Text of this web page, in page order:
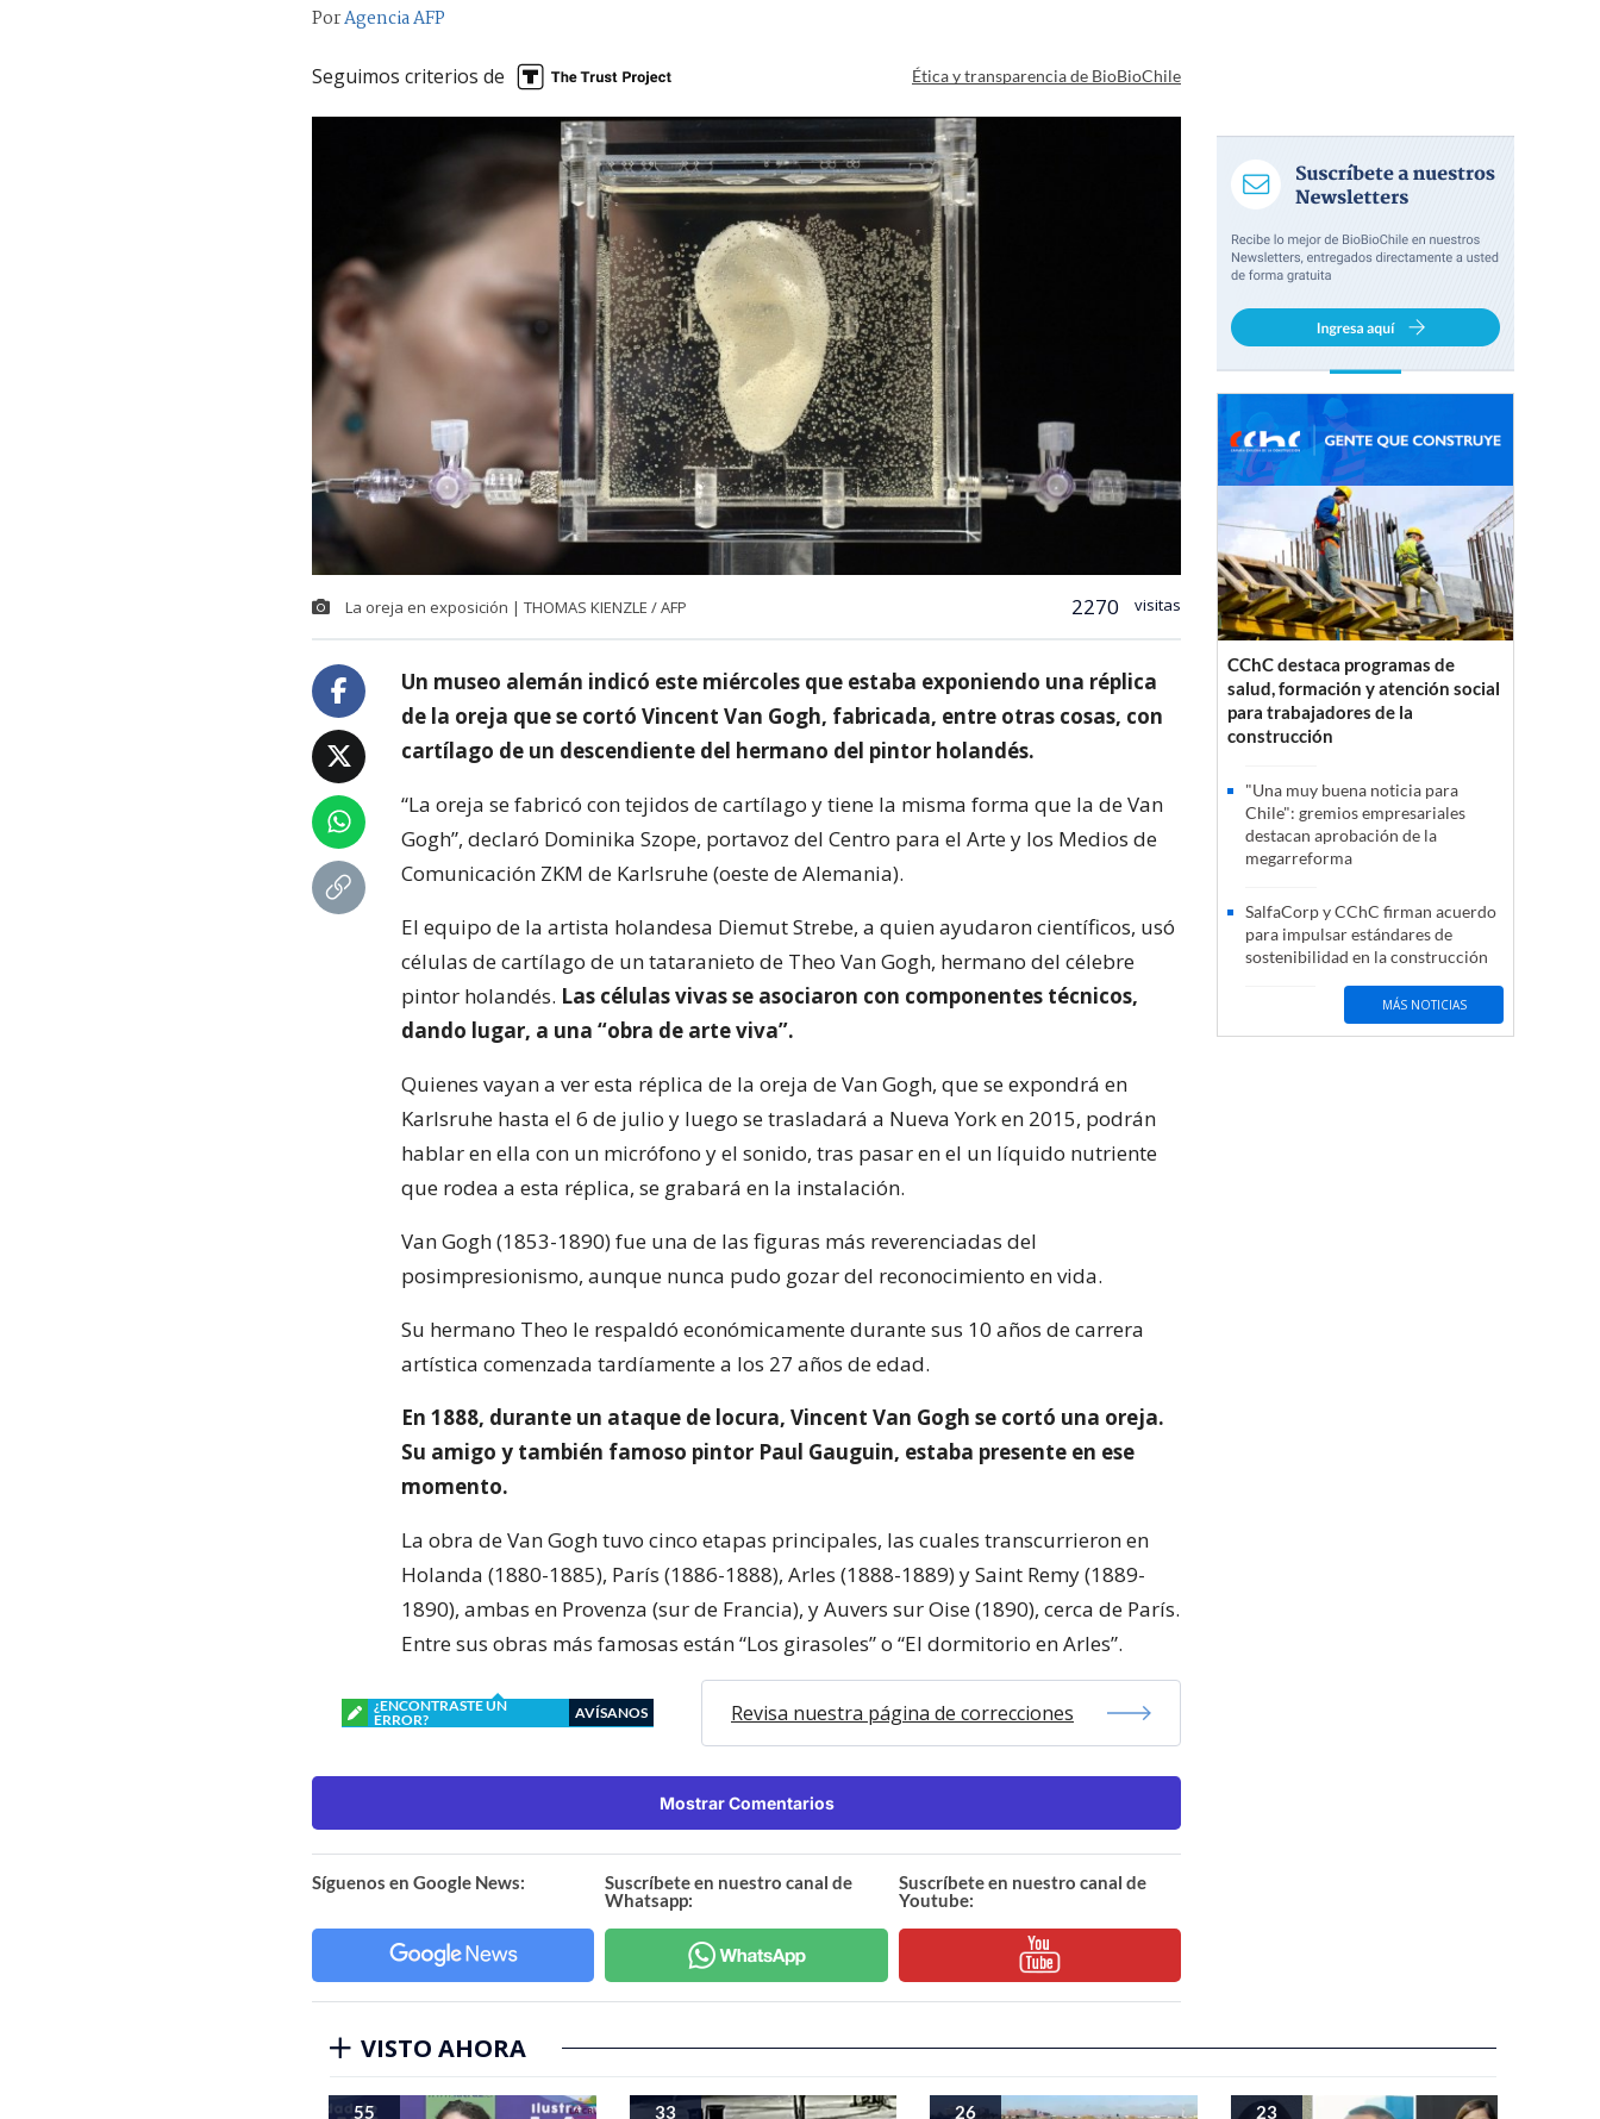
PorAgencia AFP
Seguimos criterios de Ética y transparencia de BioBioChile
La oreja en exposición | THOMAS KIENZLE / AFP 2270 visitas
Un museo alemán indicó este miércoles que estaba exponiendo una réplica
de la oreja que se cortó Vincent Van Gogh, fabricada, entre otras cosas, con
cartílago de un descendiente del hermano del pintor holandés.
“La oreja se fabricó con tejidos de cartílago y tiene la misma forma que la de Van
Gogh”, declaró Dominika Szope, portavoz del Centro para el Arte y los Medios de
Comunicación ZKM de Karlsruhe (oeste de Alemania).
El equipo de la artista holandesa Diemut Strebe, a quien ayudaron científicos, usó
células de cartílago de un tataranieto de Theo Van Gogh, hermano del célebre
pintor holandés. Las células vivas se asociaron con componentes técnicos,
dando lugar, a una “obra de arte viva”.
Quienes vayan a ver esta réplica de la oreja de Van Gogh, que se expondrá en
Karlsruhe hasta el 6 de julio y luego se trasladará a Nueva York en 2015, podrán
hablar en ella con un micrófono y el sonido, tras pasar en el un líquido nutriente
que rodea a esta réplica, se grabará en la instalación.
Van Gogh (1853-1890) fue una de las figuras más reverenciadas del
posimpresionismo, aunque nunca pudo gozar del reconocimiento en vida.
Su hermano Theo le respaldó económicamente durante sus 10 años de carrera
artística comenzada tardíamente a los 27 años de edad.
En 1888, durante un ataque de locura, Vincent Van Gogh se cortó una oreja.
Su amigo y también famoso pintor Paul Gauguin, estaba presente en ese
momento.
La obra de Van Gogh tuvo cinco etapas principales, las cuales transcurrieron en
Holanda (1880-1885), París (1886-1888), Arles (1888-1889) y Saint Remy (1889-
1890), ambas en Provenza (sur de Francia), y Auvers sur Oise (1890), cerca de París.
Entre sus obras más famosas están “Los girasoles” o “El dormitorio en Arles”.
¿ENCONTRASTE UN
ERROR?
AVÍSANOS Revisa nuestra página de correcciones
Mostrar Comentarios
Síguenos en Google News:
Suscríbete en nuestro canal de
Whatsapp:
Suscríbete en nuestro canal de
Youtube:
CChC destaca programas de
salud, formación y atención social
para trabajadores de la
construcción
"Una muy buena noticia para
Chile": gremios empresariales
destacan aprobación de la
megarreforma
SalfaCorp y CChC firman acuerdo
para impulsar estándares de
sostenibilidad en la construcción
MÁS NOTICIAS
VISTO AHORA
55 33 26 23